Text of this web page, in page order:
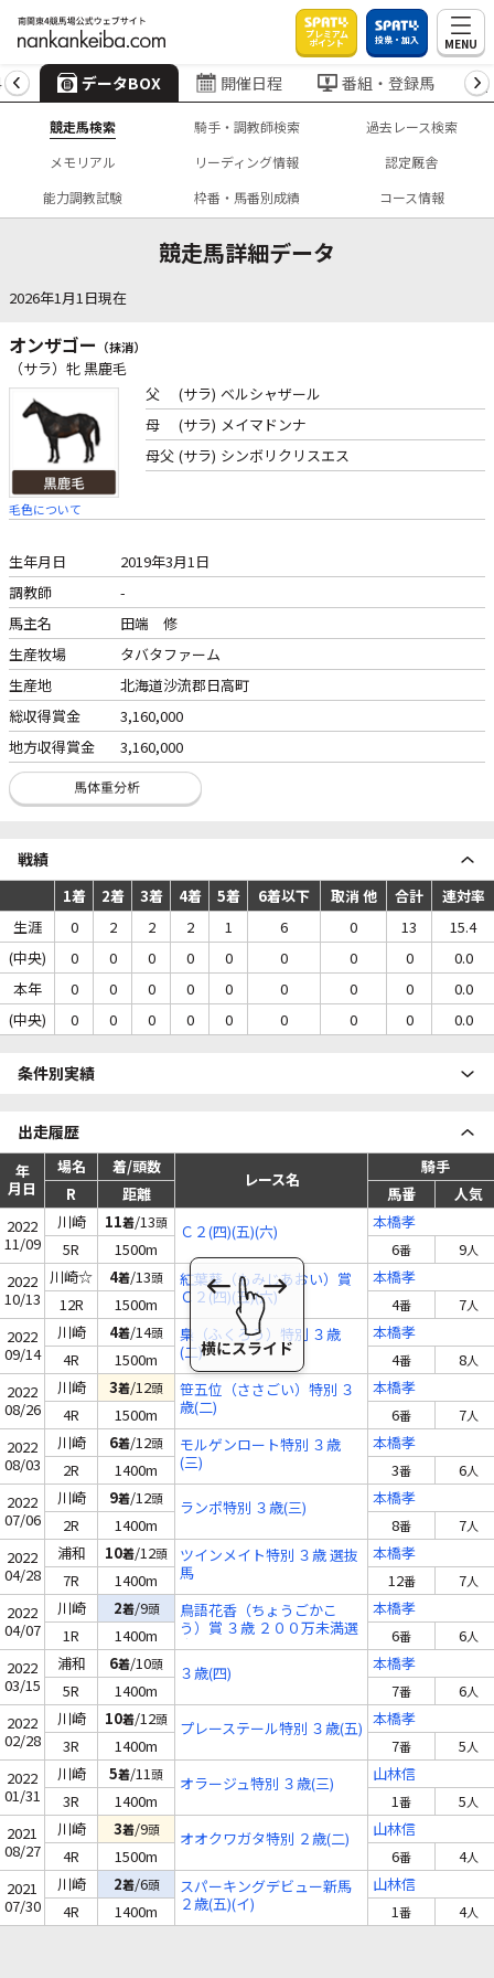
プレミアム
ポイント 投票・加入 MENU
データBOX 開催日程 番組・登録馬
競走馬検索 騎手・調教師検索
過去レース検索
メモリアル
リーディング情報
認定厩舎
能力調教試験
枠番・馬番別成績 コース情報
競走馬詳細データ
2026年1月1日現在
オンザゴー （抹消）
（サラ）牝 黒鹿毛
毛色について
父 (サラ) ベルシャザール
母
(サラ) メイマドンナ
母父 (サラ) シンボリクリスエス
生年月日
2019年3月1日
調教師
-
馬主名
田端 修
生産牧場
タバタファーム
生産地
北海道沙流郡日高町
総収得賞金
3,160,000
地方収得賞金
3,160,000
戦績
1着 2着 3着 4着 5着 6着以下 取消 他 合計
連対率
生涯
0 2 2 2 1 6 0 13
15.4
(中央)
0 0 0 0 0 0 0 0
0.0
本年
0 0 0 0 0 0 0 0
0.0
(中央)
0 0 0 0 0 0 0 0 0.0
条件別実績
出走履歴
年
月日
場名 着/頭数
レース名
騎手
R
距離 馬番
人気
2022
11/09
川崎 11着/13頭 Ｃ２(四)(五)(六)
本橋孝
5R
1500m 6番 9人
2022
10/13
川崎☆ 4着/13頭
紅葉葵（もみじあおい）賞
Ｃ２(四)(五)(六)
本橋孝
12R
1500m 4番 7人
2022
09/14
川崎 4着/14頭
梟（ふくろう）特別 ３歳
(二)
本橋孝
4R
1500m 4番 8人
2022
08/26
川崎 3着/12頭
笹五位（ささごい）特別 ３
歳(二)
本橋孝
4R
1500m 6番 7人
2022
08/03
川崎 6着/12頭
モルゲンロート特別 ３歳
(三)
本橋孝
2R
1400m 3番 6人
2022
07/06
川崎 9着/12頭 ランポ特別 ３歳(三)
本橋孝
2R
1400m 8番 7人
2022
04/28
浦和 10着/12頭
ツインメイト特別 ３歳 選抜
馬
本橋孝
7R
1400m 12番 7人
2022
04/07
川崎 2着/9頭
鳥語花香（ちょうごかこ
う）賞 ３歳 ２００万未満選
定牝馬
本橋孝
1R
1400m 6番 6人
2022
03/15
浦和 6着/10頭 ３歳(四)
本橋孝
5R
1400m 7番 6人
2022
02/28
川崎 10着/12頭 プレーステール特別 ３歳(五) 本橋孝
3R
1400m 7番 5人
2022
01/31
川崎 5着/11頭 オラージュ特別 ３歳(三)
山林信
3R
1400m 1番 5人
2021
08/27
川崎 3着/9頭 オオクワガタ特別 ２歳(二)
山林信
4R
1500m 6番 4人
2021
07/30
川崎 2着/6頭
スパーキングデビュー新馬
２歳(五)(イ)
山林信
4R
1400m 1番 4人